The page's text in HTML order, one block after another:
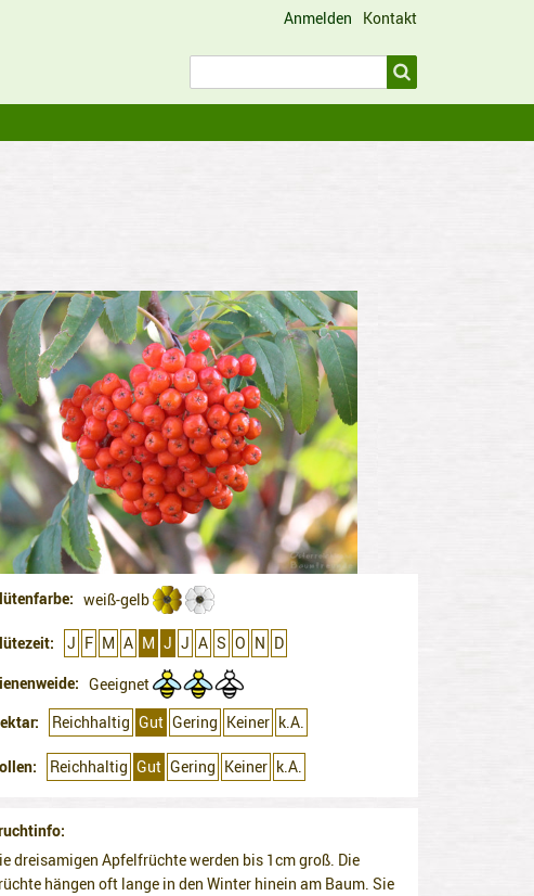
Benutzermenü
Anmelden Kontakt
weiß-gelb
J F M A M J J A S O N D
Geeignet
Reichhaltig Gut Gering Keiner k.A.
Reichhaltig Gut Gering Keiner k.A.
dreisamigen Apfelfrüchte werden bis 1cm groß. Die
hängen oft lange in den Winter hinein am Baum. Sie